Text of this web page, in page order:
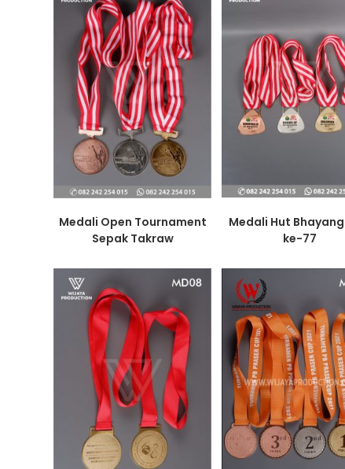
Medali Open Tournament
Sepak Takraw
Medali Hut
ke-77